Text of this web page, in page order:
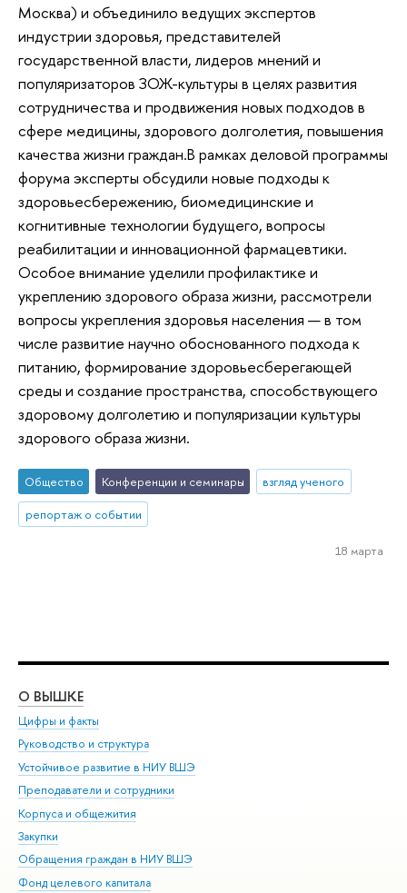
Москва) и объединило ведущих экспертов
индустрии здоровья, представителей
государственной власти, лидеров мнений и
популяризаторов ЗОЖ-культуры в целях развития
сотрудничества и продвижения новых подходов в
сфере медицины, здорового долголетия, повышения
качества жизни граждан.В рамках деловой программы
форума эксперты обсудили новые подходы к
здоровьесбережению, биомедицинские и
когнитивные технологии будущего, вопросы
реабилитации и инновационной фармацевтики.
Особое внимание уделили профилактике и
укреплению здорового образа жизни, рассмотрели
вопросы укрепления здоровья населения — в том
числе развитие научно обоснованного подхода к
питанию, формирование здоровьесберегающей
среды и создание пространства, способствующего
здоровому долголетию и популяризации культуры
здорового образа жизни.
Общество Конференции и семинары
взгляд ученого
репортаж о событии
18 марта
О ВЫШКЕ
Цифры и факты
Руководство и структура
Устойчивое развитие в НИУ ВШЭ
Преподаватели и сотрудники
Корпуса и общежития
Закупки
Обращения граждан в НИУ ВШЭ
Фонд целевого капитала